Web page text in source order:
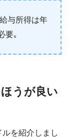
与所得は年
要｡
うが良い
を紹介しまし